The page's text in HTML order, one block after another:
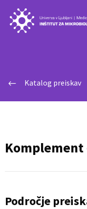
# Katalog preiskav
Komplement
Področje